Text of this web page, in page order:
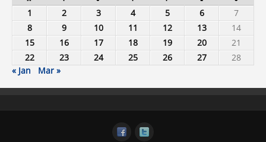
1
2 3 4 5 6
7
8
9 10 11 12 13
14
15
16 17 18 19 20
21
22
23 24 25 26 27
28
« Jan
Mar »